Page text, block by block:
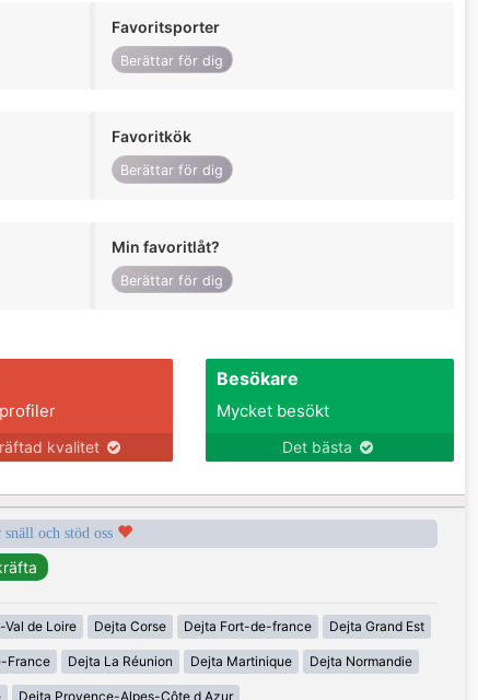
Favoritsporter
Berättar för dig
Favoritkök
Berättar för dig
Min favoritlåt?
Berättar för dig
kvalitet
Besökare
Mycket besökt
Det bästa
och stöd oss
Val de Loire Dejta Corse Dejta Fort-de-france Dejta Grand Est
France Dejta La Réunion Dejta Martinique Dejta Normandie
Dejta Provence-Alpes-Côte d Azur